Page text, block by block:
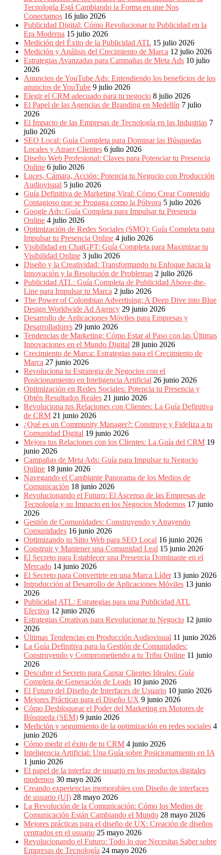
Eventos
Marketing,
Mercadotecnia,
Eventos
Publicitarios,
Colecciónes,
Marcas,
Insigns,
Radio,
Creatividad,
SEO,
Free
RRPP,
Comerciales,
Periodismo,
Revistas,
Magazines
BTL,
Periódicos
Producción
Gráfica
Colombia.
Tecnología Está Cambiando la Forma en que Nos
Conectamos 16 julio 2026
Publicidad Digital: Cómo Revolucionar tu Publicidad en la
Era Moderna 15 julio 2026
Medición del Éxito de la Publicidad ATL 15 julio 2026
Medición y Análisis del Crecimiento de Marca 12 julio 2026
Estrategias Avanzadas para Campañas de Meta Ads 10 julio
2026
Anuncios de YouTube Ads: Entendiendo los beneficios de los
anuncios de YouTube 9 julio 2026
Elegir el CRM adecuado para tu negocio 8 julio 2026
El Papel de las Agencias de Branding en Medellín 7 julio
2026
El Impacto de las Empresas de Tecnología en las Industrias 7
julio 2026
SEO Local: Guía Completa para Dominar las Búsquedas
Locales y Atraer Clientes 6 julio 2026
Diseño Web Profesional: Claves para Potenciar tu Presencia
Online 6 julio 2026
Luces, Cámara, Acción: Potencia tu Negocio con Producción
Audiovisual 5 julio 2026
Guía Definitiva de Marketing Viral: Cómo Crear Contenido
Contagioso que se Propaga como la Pólvora 5 julio 2026
Google Ads: Guía Completa para Impulsar tu Presencia
Online 4 julio 2026
Optimización de Redes Sociales (SMO): Guía Completa para
Impulsar tu Presencia Online 4 julio 2026
Visibilidad en ChatGPT: Guía Completa para Maximizar tu
Visibilidad Online 3 julio 2026
Diseño y la Creatividad: Transformando tu Enfoque hacia la
Innovación y la Resolución de Problemas 2 julio 2026
Publicidad ATL: Guía Completa de Publicidad Above-the-
Line para Impulsar tu Marca 2 julio 2026
The Power of Colombian Advertising: A Deep Dive into Blue
Design Worldwide Ad Agency 29 junio 2026
Desarrollo de Aplicaciones Móviles para Empresas y
Desarrolladores 29 junio 2026
Tendencias de Marketing: Cómo Estar al Paso con las Últimas
Innovaciones en el Mundo Digital 28 junio 2026
Crecimiento de Marca: Estrategias para el Crecimiento de
Marca 27 junio 2026
Revoluciona tu Estrategia de Negocios con el
Posicionamiento en Inteligencia Artificial 26 junio 2026
Optimización en Redes Sociales: Potencia tu Presencia y
Obtén Resultados Reales 21 junio 2026
Revoluciona tus Relaciones con Clientes: La Guía Definitiva
de CRM 21 junio 2026
¿Qué es un Community Manager?: Construye y Fideliza a tu
Comunidad Digital 19 junio 2026
Mejora tus Relaciones con los Clientes: La Guía del CRM 19
junio 2026
Campañas de Meta Ads: Guía para Impulsar tu Negocio
Online 18 junio 2026
Navegando el Cambiante Panorama de los Medios de
Comunicación 18 junio 2026
Revolucionando el Futuro: El Ascenso de las Empresas de
Tecnología y su Impacto en los Negocios Modernos 17 junio
2026
Gestión de Comunidades: Construyendo y Atrayendo
Comunidades 16 junio 2026
Optimizando tu Sitio Web para SEO Local 16 junio 2026
Construir y Mantener una Comunidad Leal 15 junio 2026
El Secreto para Establecer una Presencia Dominante en el
Mercado 14 junio 2026
El Secreto para Convertirte en una Marca Líder 13 junio 2026
Introducción al Desarrollo de Aplicaciones Móviles 13 junio
2026
Publicidad ATL: Estrategias para una Publicidad ATL
Efectiva 12 junio 2026
Estrategias Creativas para Revolucionar tu Negocio 12 junio
2026
Últimas Tendencias en Producción Audiovisual 11 junio 2026
La Guía Definitiva para la Gestión de Comunidades:
Construyendo y Comprometiendo a tu Tribu Online 11 junio
2026
Descubre el Secreto para Captar Clientes Ideales: Guía
Completa de Generación de Leads 10 junio 2026
El Futuro del Diseño de Interfaces de Usuario 10 junio 2026
Mejores Prácticas para el Diseño UX 9 junio 2026
Cómo Desbloquear el Poder del Marketing en Motores de
Búsqueda (SEM) 9 junio 2026
Medición y seguimiento de la optimización en redes sociales 4
junio 2026
Cómo medir el éxito de tu CRM 4 junio 2026
Inteligencia Artificial: Una Guía sobre Posicionamiento en IA
1 junio 2026
El papel de la interfaz de usuario en los productos digitales
modernos 30 mayo 2026
Creando experiencias memorables con Diseño de interfaces
de usuario (UI) 28 mayo 2026
La Revolución de la Comunicación: Cómo los Medios de
Comunicación Están Cambiando el Mundo 28 mayo 2026
Mejores prácticas para el diseño de UX: Creación de diseños
centrados en el usuario 25 mayo 2026
Revolucionando el Futuro: Todo lo que Necesitas Saber sobre
Empresas de Tecnología 24 mayo 2026